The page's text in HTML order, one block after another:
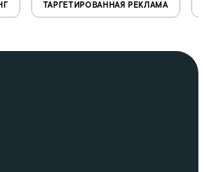
ТАРГЕТИРОВАННАЯ РЕКЛАМА